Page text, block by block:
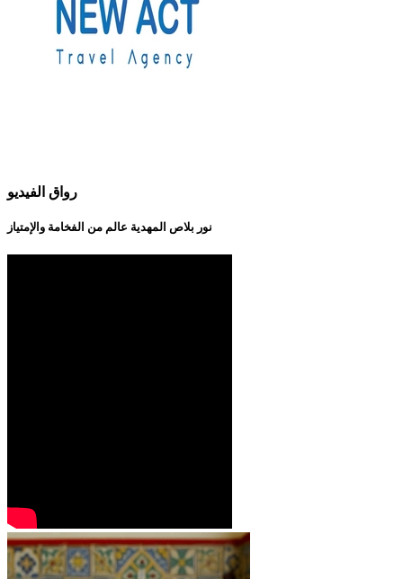
رواق الفيديو
نور بلاص المهدية عالم من الفخامة والإمتياز